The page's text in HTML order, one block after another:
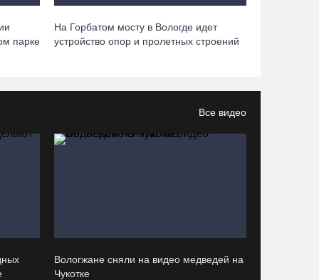
07.08.26 / 12:00
Из-за ремонта путей часть череповецких
трамваев остановят на три дня
парке
На Горбатом мосту в Вологде идет
устройство опор и пролетных строений
Все видео
Вологжане сняли на видео медведей на
Чукотке